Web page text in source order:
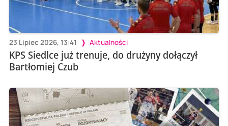
23 Lipiec 2026, 13:41 Aktualności
KPS Siedlce już trenuje, do drużyny dołączył
Bartłomiej Czub